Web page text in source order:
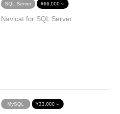
SQL Server ¥66,000～
Navicat for SQL Server
MySQL ¥33,000～